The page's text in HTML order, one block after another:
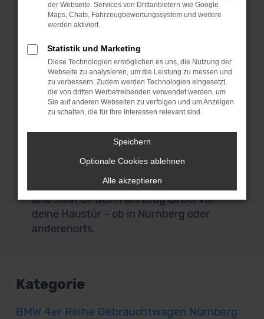
an die Spezialisten für die BMW 4er Reihe
und eine Reihe anderer Modelle geraten.
Fahrzeuge aus erster Hand anbieten
und du durchweg scheckheftgepflegte
Autos erhältst. Wir sprechen dabei von
Fahrzeuge für den einheimischen Markt
und ausdrücklich nicht von EU-
zuhause bist und nicht zu uns nach
Garching bei München kommen
möchtest, bist du herzlich willkommen.
Unser Lieferdienst macht es möglich
und stellt dir dein Fahrzeug direkt vor
deine Haustür – ob in Nürnberg oder
anderenorts.
Kategorie
BMW 4er Reihe Gebrauchtwagen Nürnberg
der Webseite. Services von Drittanbietern wie Google
Maps, Chats, Fahrzeugbewertungssystem und weitere
werden aktiviert.
Statistik und Marketing
Diese Technologien ermöglichen es uns, die Nutzung der
Webseite zu analysieren, um die Leistung zu messen und
zu verbessern. Zudem werden Technologien eingesetzt,
die von dritten Werbetreibenden verwendet werden, um
Sie auf anderen Webseiten zu verfolgen und um Anzeigen
zu schalten, die für Ihre Interessen relevant sind.
Speichern
Optionale Cookies ablehnen
Alle akzeptieren